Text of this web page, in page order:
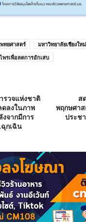
ทยศาสตร์
มหาวิทยาลัยเชียงใหม่
พรเพื่อลดการอักเสบ
รวจแห่งชาติ
ดลงในภาพ
งจากมีการ
กเฉิน
ส
พฤกษศา
ประช